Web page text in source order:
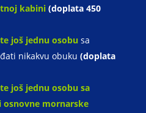
kabini (doplata 450
još jednu osobu sa
nikakvu obuku (doplata
još jednu osobu sa
mornarske